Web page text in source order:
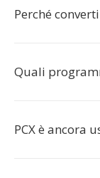
Perché
Quali
PCX è ancora